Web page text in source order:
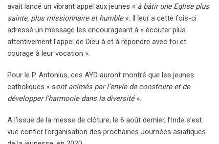
avait lancé un vibrant appel aux jeunes « à bâtir une Eglise plus
sainte, plus missionnaire et humble». Il leur a cette fois-ci
adressé un message les encourageant à « écouter plus
attentivement l’appel de Dieu à et à répondre avec foi et
courage à leur vocation ».
Pour le P. Antonius, ces AYD auront montré que les jeunes
catholiques « sont animés par l’envie de construire et de
développer l’harmonie dans la diversité».
A l’issue de la messe de clôture, le 6 août dernier, l’Inde s’est
vue confier l’organisation des prochaines Journées asiatiques